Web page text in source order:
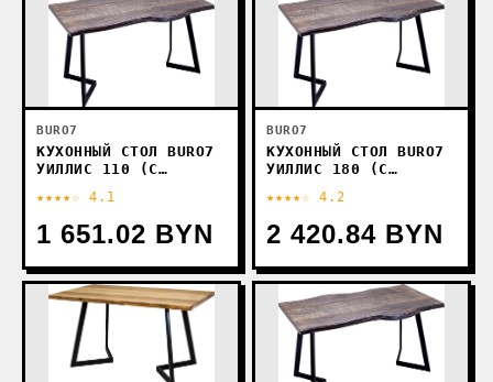
BURO7
КУХОННЫЙ СТОЛ BURO7
УИЛЛИС 110 (С
МОРЕНЫЙ/ЧЕРНЫЙ)
★★★★☆ 4.1
1 651.02 BYN
BURO7
КУХОННЫЙ СТОЛ BURO7
УИЛЛИС 180 (С
МОРЕНЫЙ/ЧЕРНЫЙ)
★★★★☆ 4.2
2 420.84 BYN